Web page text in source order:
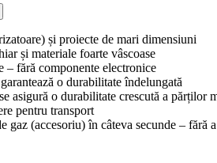
și proiecte de mari dimensiuni
și materiale foarte vâscoase
– fără componente electronice
o durabilitate îndelungată
asigură o durabilitate crescută a părților
pentru transport
gaz (accesoriu) în câteva secunde – fără